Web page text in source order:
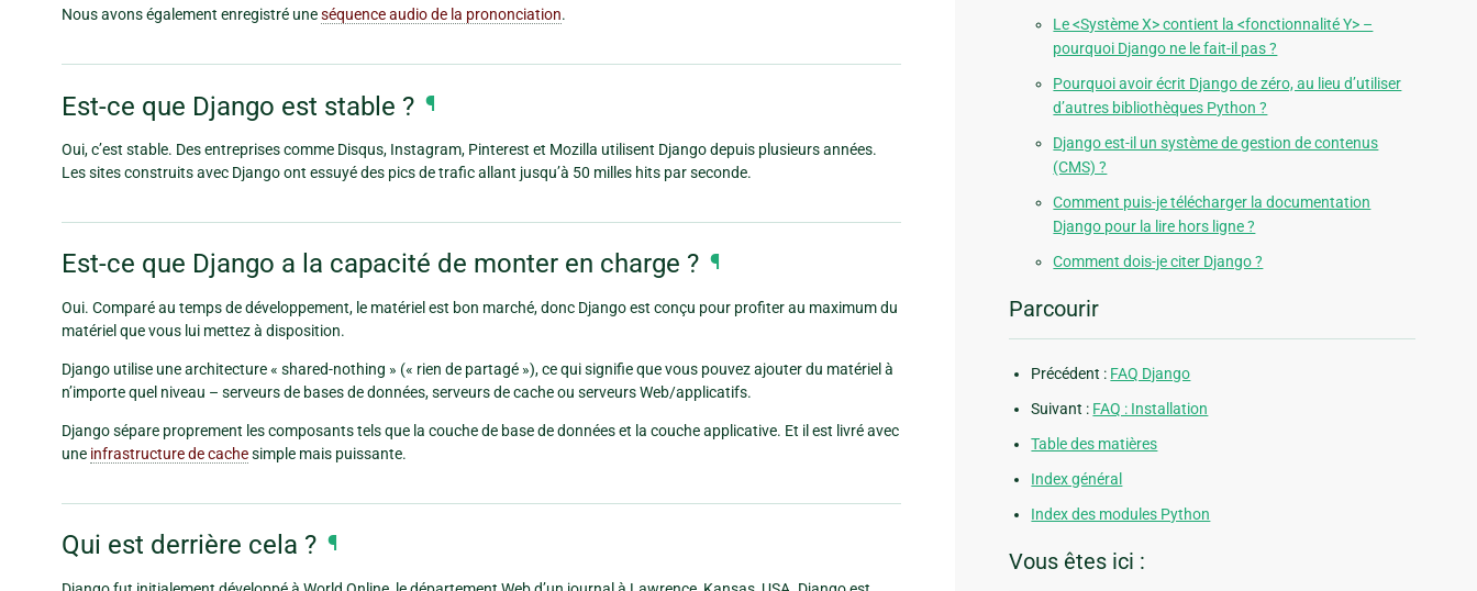
Nous avons également enregistré uneséquence audio de la prononciation.
Est-ce que Django est stable ? ¶
Oui, c’est stable. Des entreprises comme Disqus, Instagram, Pinterest et Mozilla utilisent Django depuis plusieurs années.
Les sites construits avec Django ont essuyé des pics de trafic allant jusqu’à 50 milles hits par seconde.
Est-ce que Django a la capacité de monter en charge ? ¶
Oui. Comparé au temps de développement, le matériel est bon marché, donc Django est conçu pour profiter au maximum du
matériel que vous lui mettez à disposition.
Django utilise une architecture « shared-nothing » (« rien de partagé »), ce qui signifie que vous pouvez ajouter du matériel à
n’importe quel niveau – serveurs de bases de données, serveurs de cache ou serveurs Web/applicatifs.
Django sépare proprement les composants tels que la couche de base de données et la couche applicative. Et il est livré avec
une infrastructure de cachesimple mais puissante.
Qui est derrière cela ? ¶
Le <Système X> contient la <fonctionnalité Y> –
pourquoi Django ne le fait-il pas ?
Pourquoi avoir écrit Django de zéro, au lieu d’utiliser
d’autres bibliothèques Python ?
Django est-il un système de gestion de contenus
(CMS) ?
Comment puis-je télécharger la documentation
Django pour la lire hors ligne ?
Comment dois-je citer Django ?
Parcourir
Précédent : FAQ Django
Suivant : FAQ : Installation
Table des matières
Index général
Index des modules Python
Vous êtes ici :